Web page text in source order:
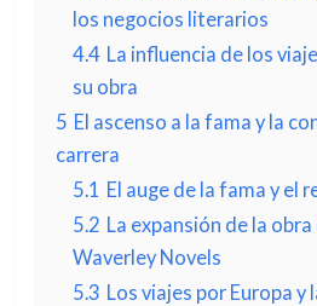
los negocios literarios
4.4 La influencia de los
su obra
5 El ascenso a la fama y la
carrera
5.1 El auge de la fama y el
5.2 La expansión de la
Waverley Novels
5.3 Los viajes por Europa